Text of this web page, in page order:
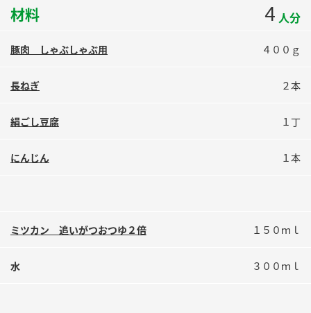
すしラボ
鍋奉行マニュアル
人気商品 ＋ おすすめレシピ
おいしさと健康への取り組み
業務用サイト
材料 4 人分
豚肉 しゃぶしゃぶ用 ４００ｇ
長ねぎ ２本
絹ごし豆腐 １丁
にんじん １本
ミツカン 追いがつおつゆ２倍 １５０ｍｌ
水 ３００ｍｌ